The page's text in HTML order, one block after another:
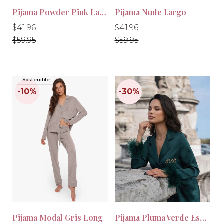
-30%
Pijama Powder Pink Largo
Precio
habitual
$41.96
Precio
habitual
$59.95
-30%
Pijama Nude Largo
Precio
habitual
$41.96
Precio
habitual
$59.95
Sostenible
Pijama Modal Gris Long Pijama Pluma Verde Esmeralda